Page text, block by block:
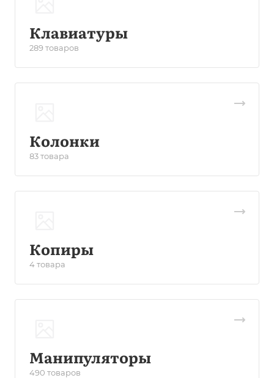
Клавиатуры
289 товаров
Колонки
83 товара
Копиры
4 товара
Манипуляторы
490 товаров